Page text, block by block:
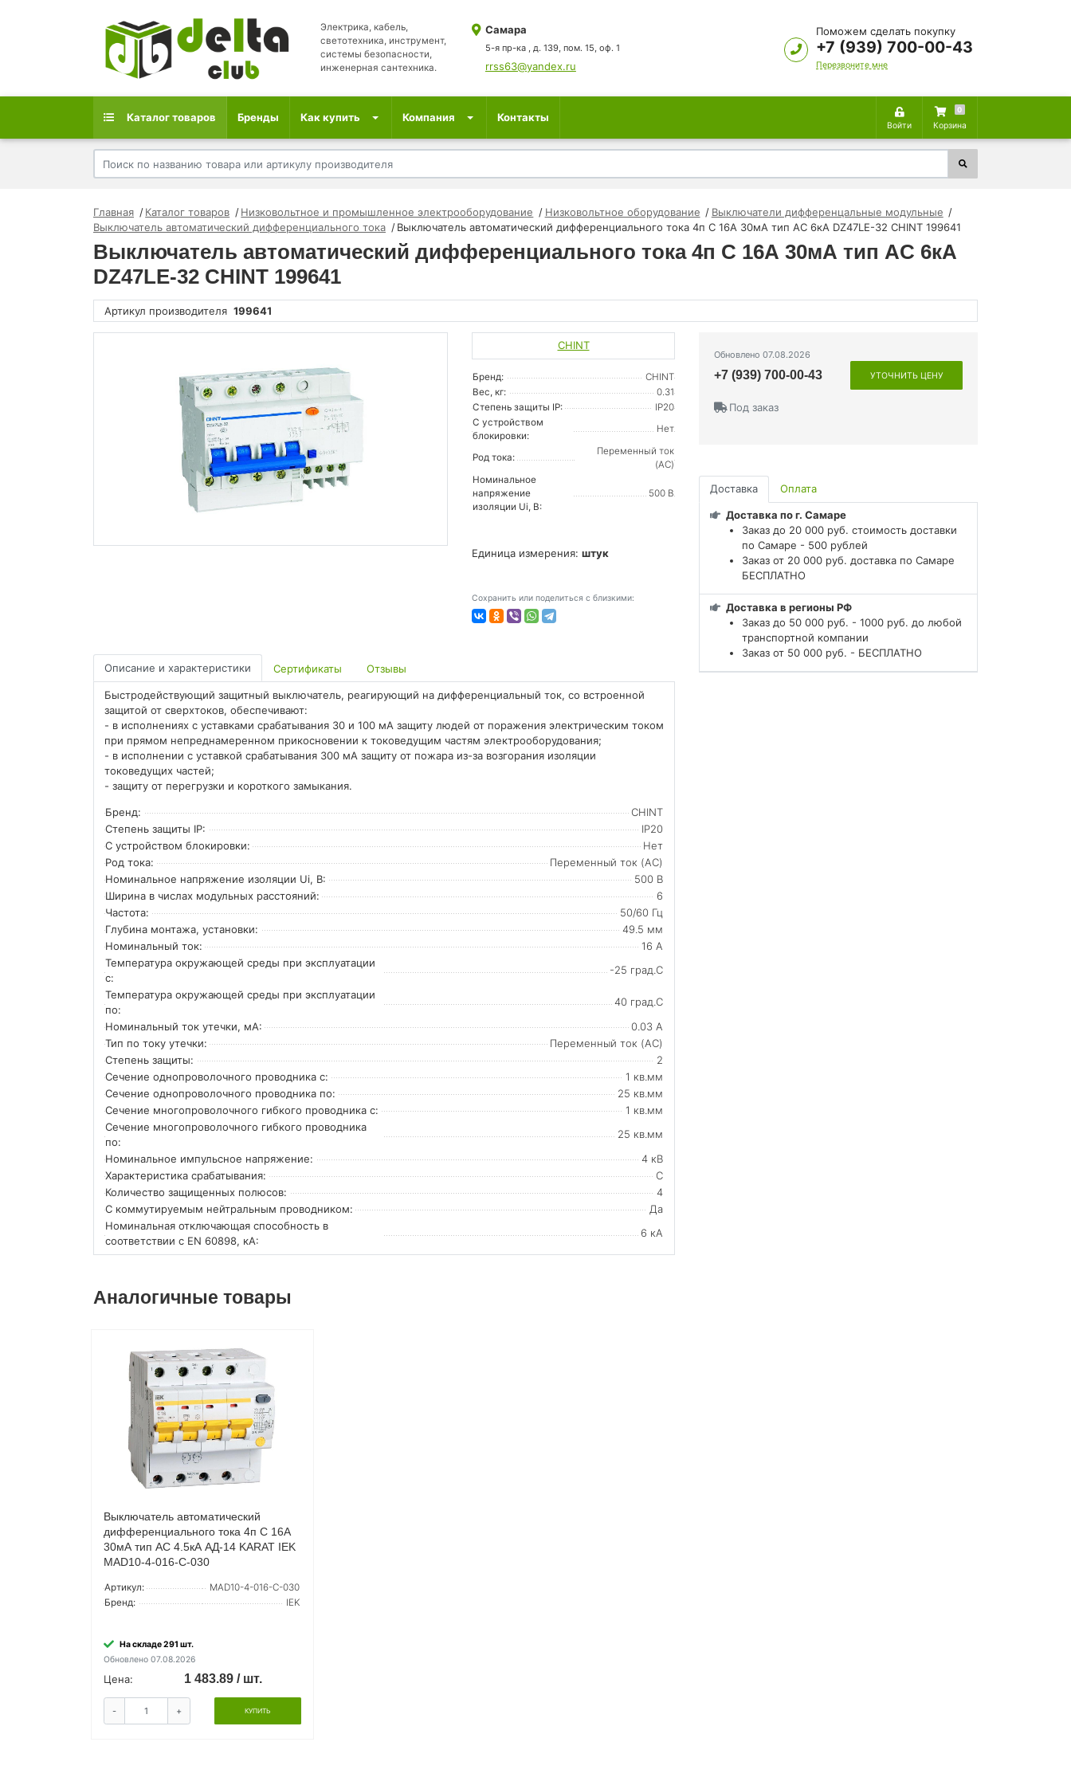
Электрика, кабель,
светотехника, инструмент,
системы безопасности,
инженерная сантехника.
Самара
5-я пр-ка , д. 139, пом. 15, оф. 1
rrss63@yandex.ru
Поможем сделать покупку
+7 (939) 700-00-43
Перезвоните мне
Каталог товаров Бренды Как купить Компания Контакты
Войти
0
Корзина
Главная Каталог товаров Низковольтное и промышленное электрооборудование Низковольтное оборудование
Выключатели дифференцальные модульные
Выключатель автоматический дифференциального тока
Выключатель автоматический дифференциального тока 4п C 16А 30мА тип AC 6кА DZ47LE-32 CHINT 199641
Выключатель автоматический дифференциального тока 4п C 16А 30мА тип AC 6кА
DZ47LE-32 CHINT 199641
Артикул производителя 199641
CHINT
Бренд:
CHINT
Вес, кг:
0.31
Степень защиты IP:
IP20
С устройством
блокировки:
Нет
Род тока:
Переменный ток
(AC)
Номинальное
напряжение
изоляции Ui, В:
500 В
Единица измерения: штук
Сохранить или поделиться с близкими:
Обновлено 07.08.2026
+7 (939) 700-00-43 УТОЧНИТЬ ЦЕНУ
Под заказ
Доставка Оплата
Доставка по г. Самаре
Заказ до 20 000 руб. стоимость доставки
по Самаре - 500 рублей
Заказ от 20 000 руб. доставка по Самаре
БЕСПЛАТНО
Доставка в регионы РФ
Заказ до 50 000 руб. - 1000 руб. до любой
транспортной компании
Заказ от 50 000 руб. - БЕСПЛАТНО
Описание и характеристики
Сертификаты Отзывы
Быстродействующий защитный выключатель, реагирующий на дифференциальный ток, со встроенной
защитой от сверхтоков, обеспечивают:
- в исполнениях с уставками срабатывания 30 и 100 мА защиту людей от поражения электрическим током
при прямом непреднамеренном прикосновении к токоведущим частям электрооборудования;
- в исполнении с уставкой срабатывания 300 мА защиту от пожара из-за возгорания изоляции
токоведущих частей;
- защиту от перегрузки и короткого замыкания.
Бренд:
CHINT
Степень защиты IP:
IP20
С устройством блокировки:
Нет
Род тока:
Переменный ток (AC)
Номинальное напряжение изоляции Ui, В:
500 В
Ширина в числах модульных расстояний:
6
Частота:
50/60 Гц
Глубина монтажа, установки:
49.5 мм
Номинальный ток:
16 А
Температура окружающей среды при эксплуатации
с:
-25 град.C
Температура окружающей cреды при эксплуатации
по:
40 град.C
Номинальный ток утечки, мА:
0.03 А
Тип по току утечки:
Переменный ток (AC)
Степень защиты:
2
Сечение однопроволочного проводника с:
1 кв.мм
Сечение однопроволочного проводника по:
25 кв.мм
Сечение многопроволочного гибкого проводника с:
1 кв.мм
Сечение многопроволочного гибкого проводника
по:
25 кв.мм
Номинальное импульсное напряжение:
4 кВ
Характеристика срабатывания:
C
Количество защищенных полюсов:
4
С коммутируемым нейтральным проводником:
Да
Номинальная отключающая способность в
соответствии с EN 60898, кА:
6 кА
Аналогичные товары
Выключатель автоматический
дифференциального тока 4п C 16А
30мА тип AC 4.5кА АД-14 KARAT IEK
MAD10-4-016-C-030
Артикул:
MAD10-4-016-C-030
Бренд:
IEK
На складе 291 шт.
Обновлено 07.08.2026
Цена: 1 483.89 / шт.
- + КУПИТЬ